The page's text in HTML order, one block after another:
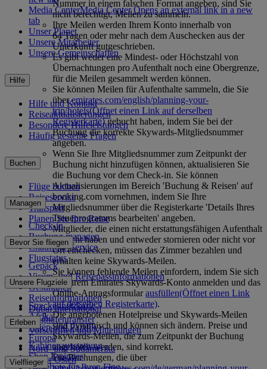
Nummer in einem falschen Format angeben, sind Sie
nicht berechtigt, Meilen zu sammeln.
Ihre Meilen werden Ihrem Konto innerhalb von
64 Tagen oder mehr nach dem Auschecken aus der
Unterkunft gutgeschrieben.
Es gibt weder eine Mindest- oder Höchstzahl von
Übernachtungen pro Aufenthalt noch eine Obergrenze,
für die Meilen gesammelt werden können.
Sie können Meilen für Aufenthalte sammeln, die Sie
überemirates.com/english/planning-your-
trip/hotels(Öffnet einen Link auf derselben
Registerkarte)gebucht haben, indem Sie bei der
Buchung die korrekte Skywards-Mitgliedsnummer
angeben.
Wenn Sie Ihre Mitgliedsnummer zum Zeitpunkt der
Buchung nicht hinzufügen können, aktualisieren Sie
die Buchung vor dem Check-in. Sie können
Aktualisierungen im Bereich 'Buchung & Reisen' auf
booking.com vornehmen, indem Sie Ihre
Mitgliedsnummer über die Registerkarte 'Details Ihres
Treueprogramms bearbeiten' angeben.
Mitglieder, die einen nicht erstattungsfähigen Aufenthalt
gebucht haben und entweder stornieren oder nicht vor
Ort einchecken, müssen das Zimmer bezahlen und
erhalten keine Skywards-Meilen.
Sie können fehlende Meilen einfordern, indem Sie sich
bei Ihrem Emirates Skywards-Konto anmelden und das
Online-Antragsformularausfüllen(Öffnet einen Link
auf derselben Registerkarte).
Die angebotenen Hotelpreise und Skywards-Meilen
sind dynamisch und können sich ändern. Preise und
Skywards-Meilen, die zum Zeitpunkt der Buchung
angeboten werden, sind korrekt.
Für Buchungen, die über
Media CenterMedia Center Opens an external link in a new
tab
Unser Planet
Unsere Mitarbeiter
Unsere Gemeinschaften
Hilfe
Hilfe und Kontakt
Reiseaktualisierungen
Besondere Hilfeleistungen
Häufig gestellte Fragen
Buchen
Flüge buchen
Reiseservice
Transport
Planen Sie Ihre Reise
Managen
Check-in
Buchung managen
Chauffeur-Service
Flugstatus
Bevor Sie fliegen
Gepäck
Visum- und Reisepassinformationen
Gesundheit
Reiseinformationen
Dubai International
Flughafentransfer
Vorschriften und Mitteilungen
Unsere Flugziele
Streckennetzkarte
Afrika
Asien und Pazifik
Europa
Nord- und Südamerika
Naher Osten
Erleben
Kabinenausstattung
Shop Emirates
Angebote für Ihren Flug
Vielflieger